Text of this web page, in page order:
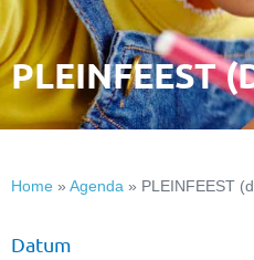
PLEINFEEST
Home » Agenda » PLEINFEEST
Datum